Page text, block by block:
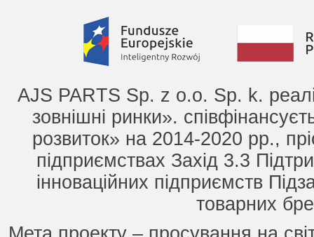
AJS PARTS Sp. z o.o. Sp. k.
зовнішні ринки».
розвиток» на 2014-2020 рр.,
підприємствах Захід 3.3
інноваційних підприємств
товарних